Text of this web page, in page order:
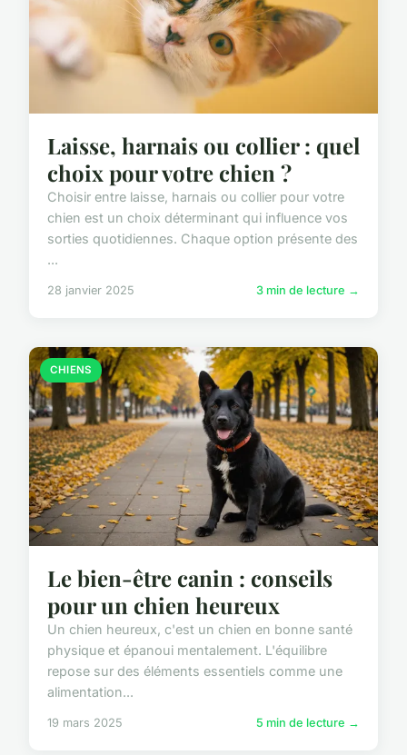
Laisse, harnais ou collier : quel
choix pour votre chien ?
Choisir entre laisse, harnais ou collier pour votre
chien est un choix déterminant qui influence vos
sorties quotidiennes. Chaque option présente des
...
28 janvier 2025 3 min de lecture →
CHIENS
Le bien-être canin : conseils
pour un chien heureux
Un chien heureux, c'est un chien en bonne santé
physique et épanoui mentalement. L'équilibre
repose sur des éléments essentiels comme une
alimentation...
19 mars 2025 5 min de lecture →